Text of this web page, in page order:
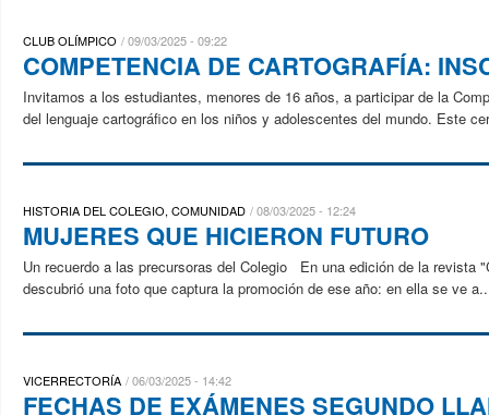
CLUB OLÍMPICO 09/03/2025 - 09:22
COMPETENCIA DE CARTOGRAFÍA:
Invitamos a los estudiantes, menores de 16 años, a participar de la
del lenguaje cartográfico en los niños y adolescentes del mundo. Este
HISTORIA DEL COLEGIO, COMUNIDAD 08/03/2025 - 12:24
MUJERES QUE HICIERON FUTURO
Un recuerdo a las precursoras del Colegio En una edición de la revista
descubrió una foto que captura la promoción de ese año: en ella se ve
VICERRECTORÍA 06/03/2025 - 14:42
FECHAS DE EXÁMENES SEGUNDO